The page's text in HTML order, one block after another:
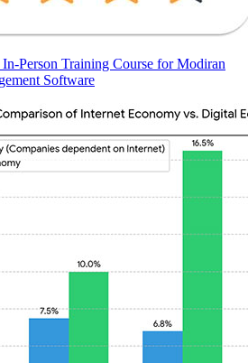
Person Training Course for Modiran
Software